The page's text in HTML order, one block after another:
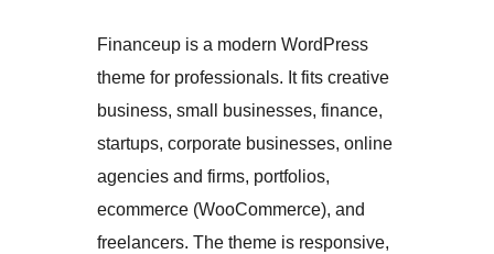
Financeup is a modern WordPress
theme for professionals. It fits creative
business, small businesses, finance,
startups, corporate businesses, online
agencies and firms, portfolios,
ecommerce (WooCommerce), and
freelancers. The theme is responsive,